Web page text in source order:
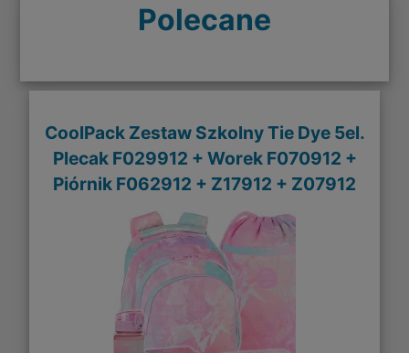
Polecane
CoolPack Zestaw Szkolny Tie Dye 5el.
Plecak F029912 + Worek F070912 +
Piórnik F062912 + Z17912 + Z07912